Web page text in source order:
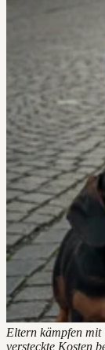
Eltern kämpfen
versteckte Kosten